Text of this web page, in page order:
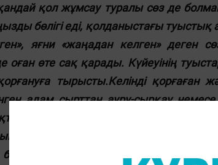
қол жұмсау туралы сөз де
бөлігі еді, қолданыстағы туыстық
яғни «жаңадан келген» деген
оған өте сақ қарады. Күйеуінің
тырысты.Келінді қорғаған
адам сырттан ауру-сырқау
бұл дәстүрлі көзқарасы
бағынуға мәжбүр етеді деген
бірінші жылы үй шаруашылығына